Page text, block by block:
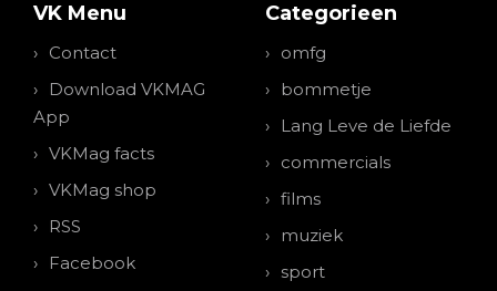
VK Menu
Contact
Download VKMAG
App
VKMag facts
VKMag shop
RSS
Facebook
Categorieen
omfg
bommetje
Lang Leve de Liefde
commercials
films
muziek
sport